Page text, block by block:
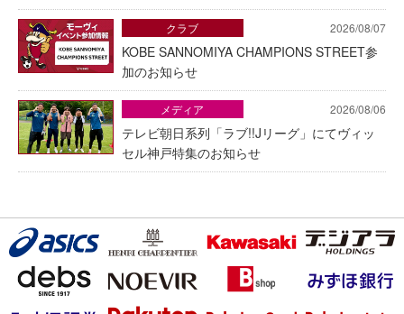
2026/08/07
KOBE SANNOMIYA CHAMPIONS STREET参
加のお知らせ
クラブ
2026/08/06
テレビ朝日系列「ラブ!!Jリーグ」にてヴィッ
セル神戸特集のお知らせ
メディア